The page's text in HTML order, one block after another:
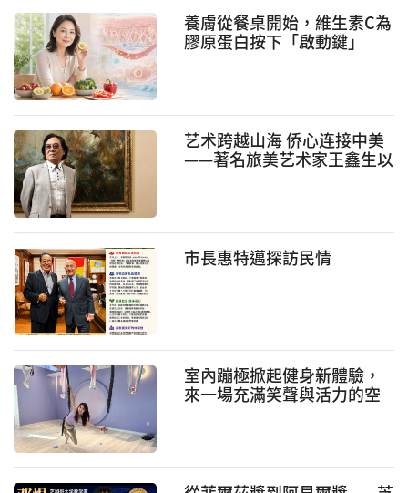
養膚從餐桌開始，維生素C為
膠原蛋白按下「啟動鍵」
艺术跨越山海 侨心连接中美
——著名旅美艺术家王鑫生以
市長惠特邁探訪民情
室內蹦極掀起健身新體驗，
來一場充滿笑聲與活力的空